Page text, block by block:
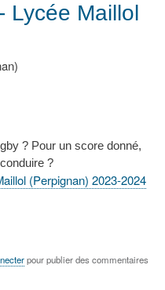
Lycée Maillol
? Pour un score donné,
?
(Perpignan) 2023-2024
pour publier des commentaires